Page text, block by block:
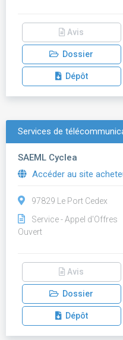
Avis
Dossier
Dépôt
Services de
SAEML Cyclea
Accéder au site
97829 Le Port Cedex
Service - Appel d'Offres
Ouvert
Avis
Dossier
Dépôt